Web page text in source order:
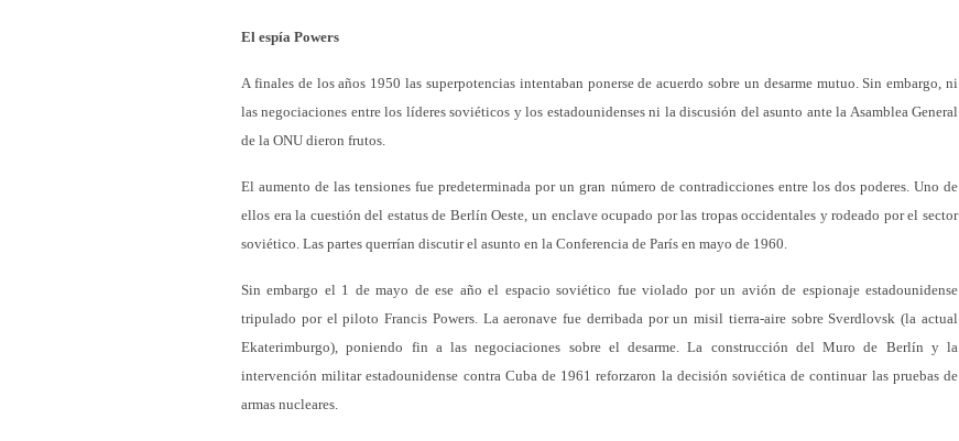
El espía Powers
A finales de los años 1950 las superpotencias intentaban ponerse de acuerdo sobre un desarme mutuo. Sin embargo, ni
las negociaciones entre los líderes soviéticos y los estadounidenses ni la discusión del asunto ante la Asamblea General
de la ONU dieron frutos.
El aumento de las tensiones fue predeterminada por un gran número de contradicciones entre los dos poderes. Uno de
ellos era la cuestión del estatus de Berlín Oeste, un enclave ocupado por las tropas occidentales y rodeado por el sector
soviético. Las partes querrían discutir el asunto en la Conferencia de París en mayo de 1960.
Sin embargo el 1 de mayo de ese año el espacio soviético fue violado por un avión de espionaje estadounidense
tripulado por el piloto Francis Powers. La aeronave fue derribada por un misil tierra-aire sobre Sverdlovsk (la actual
Ekaterimburgo), poniendo fin a las negociaciones sobre el desarme. La construcción del Muro de Berlín y la
intervención militar estadounidense contra Cuba de 1961 reforzaron la decisión soviética de continuar las pruebas de
armas nucleares.